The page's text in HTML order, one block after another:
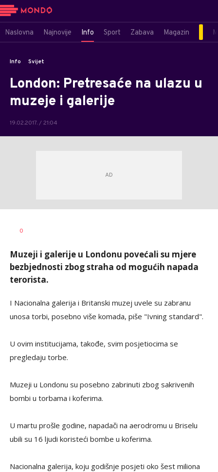
Naslovna Najnovije Info Sport Zabava Magazin
Info Svijet
London: Pretresaće na ulazu u
muzeje i galerije
19.02.2017. / 21:04
AUTOR
0
Muzeji i galerije u Londonu povećali su mjere
bezbjednosti zbog straha od mogućih napada
terorista.
I Nacionalna galerija i Britanski muzej uvele su zabranu
unosa torbi, posebno više komada, piše "Ivning standard".
U ovim institucijama, takođe, svim posjetiocima se
pregledaju torbe.
Muzeji u Londonu su posebno zabrinuti zbog sakrivenih
bombi u torbama i koferima.
U martu prošle godine, napadači na aerodromu u Briselu
ubili su 16 ljudi koristeći bombe u koferima.
Nacionalna galerija, koju godišnje posjeti oko šest miliona